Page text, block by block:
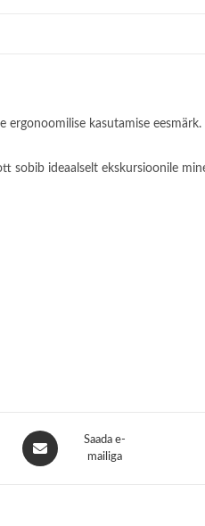
kasutamise eesmärk.
sobib ideaalselt ekskursioonile
Opens
in
Saada e-
mailiga